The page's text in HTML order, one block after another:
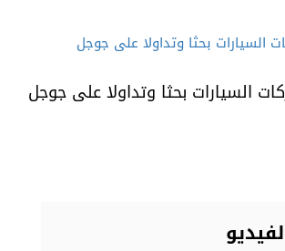
السيارات بحثا وتداولا على جوجل